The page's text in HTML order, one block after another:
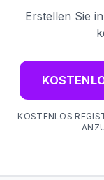
Erstellen Sie
KOSTENLOS